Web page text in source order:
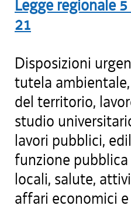
Legge regionale
21
Disposizioni
tutela
del territorio,
studio
lavori pubblici,
funzione
locali, salute,
affari economici